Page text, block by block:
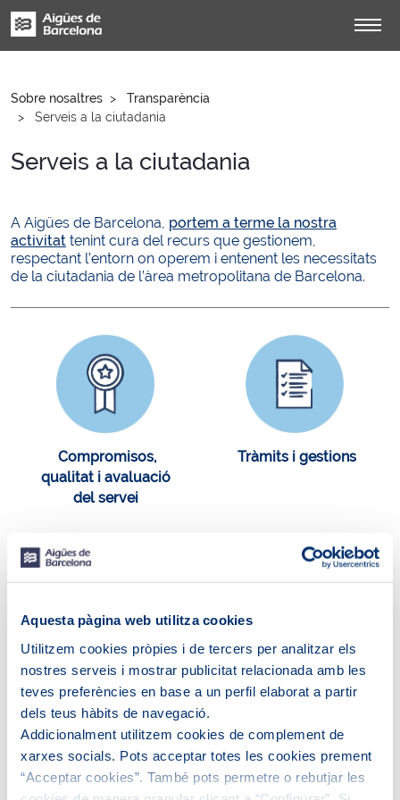
Aquesta pàgina web utilitza cookies
Utilitzem cookies pròpies i de tercers per analitzar els
nostres serveis i mostrar publicitat relacionada amb les
teves preferències en base a un perfil elaborat a partir
dels teus hàbits de navegació.
Addicionalment utilitzem cookies de complement de
xarxes socials. Pots acceptar totes les cookies prement
“Acceptar cookies”. També pots permetre o rebutjar les
Sobre nosaltres
Transparència
Serveis a la ciutadania
Serveis a la ciutadania
A Aigües de Barcelona, portem a terme la nostra
activitat tenint cura del recurs que gestionem,
respectant l’entorn on operem i entenent les necessitats
de la ciutadania de l’àrea metropolitana de Barcelona.
Compromisos,
qualitat i avaluació
del servei
Tràmits i gestions
Assessor del client
Enquestes de
satisfacció als clients